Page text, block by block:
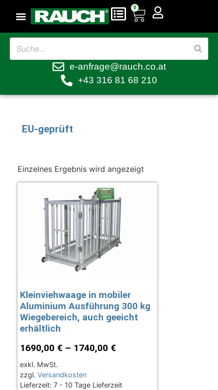
0
e-anfrage@rauch.co.at
+43 316 81 68 210
EU-geprüft
Einzelnes Ergebnis wird angezeigt
Kleinviehwaage in mobiler
Aluminium Ausführung 300 kg
Wiegebereich, auch geeicht
erhältlich
1690,00 € – 1740,00 €
exkl. MwSt.
zzgl. Versandkosten
Lieferzeit: 7 - 10 Tage Lieferzeit